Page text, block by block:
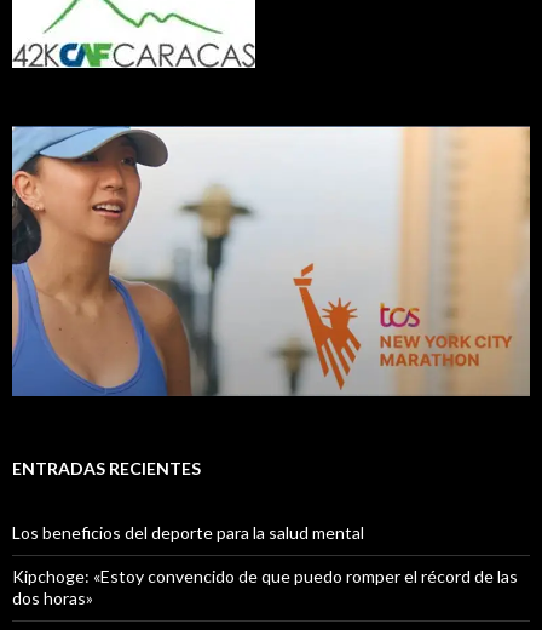
ENTRADAS RECIENTES
Los beneficios del deporte para la salud mental
Kipchoge: «Estoy convencido de que puedo romper el récord de las
dos horas»